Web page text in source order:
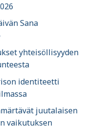
Sana
yhteisöllisyyden
identiteetti
juutalaisen
vaikutuksen